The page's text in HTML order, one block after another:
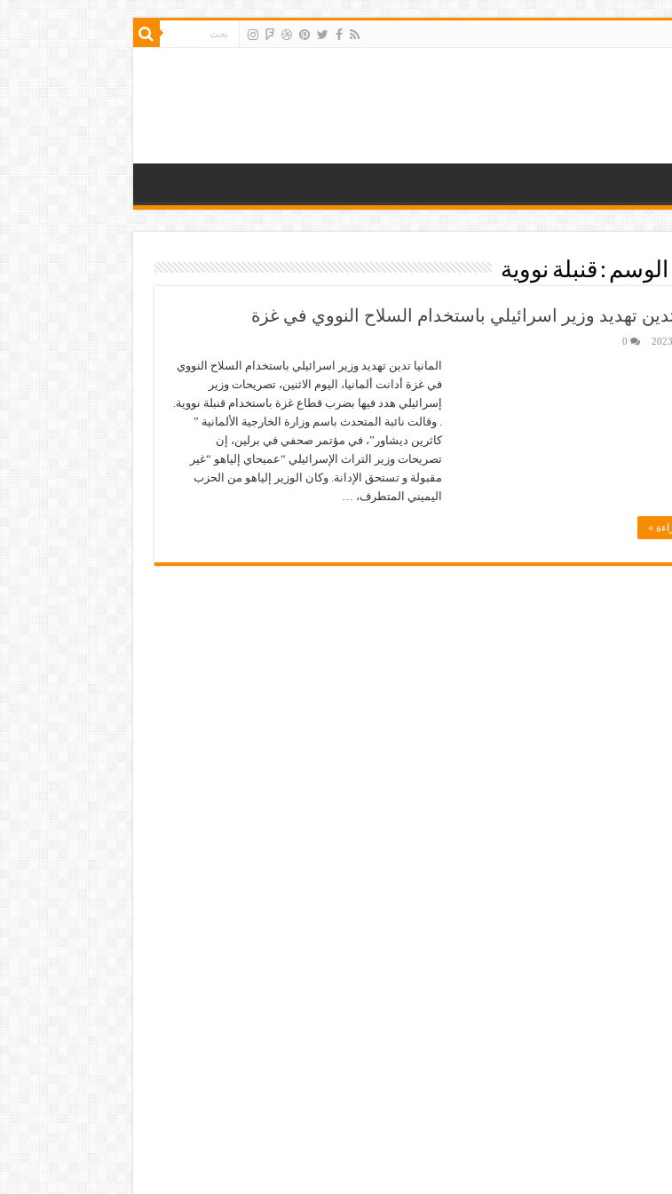
: قنبلة نووية
تدين تهديد وزير اسرائيلي باستخدام السلاح النووي في غزة
0
المانيا تدين تهديد وزير اسرائيلي باستخدام السلاح النووي
في غزة أدانت ألمانيا، اليوم الاثنين، تصريحات وزير
إسرائيلي هدد فيها بضرب قطاع غزة باستخدام قنبلة نووية.
. وقالت نائبة المتحدث باسم وزارة الخارجية الألمانية ”
كاثرين ديشاور”، في مؤتمر صحفي في برلين، إن
تصريحات وزير التراث الإسرائيلي “عميحاي إلياهو “غير
مقبولة و تستحق الإدانة. وكان الوزير إلياهو من الحزب
اليميني المتطرف، …
»